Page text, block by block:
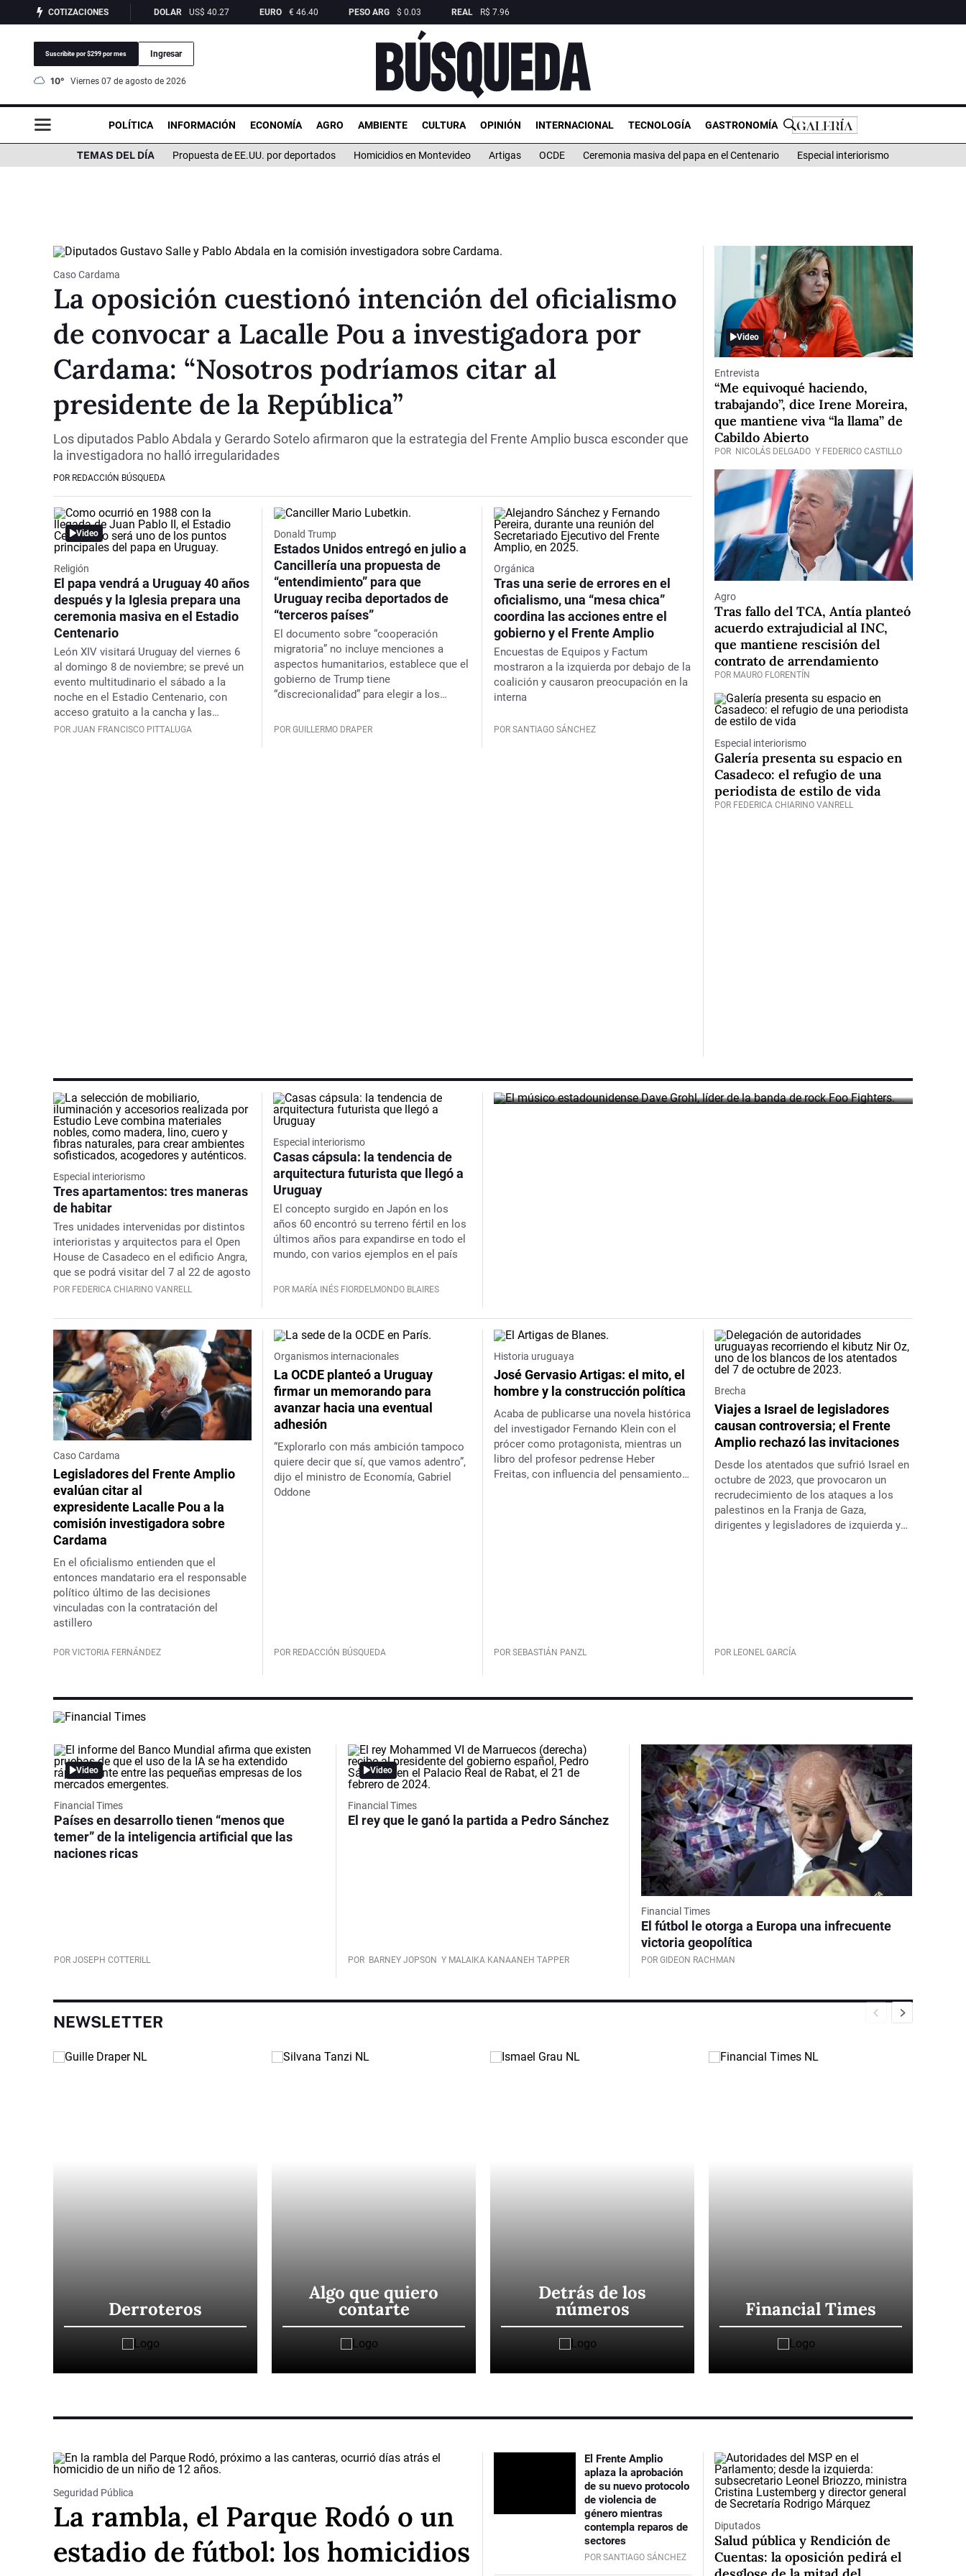
COTIZACIONES DOLAR US$ 40.27 EURO € 46.40 PESO ARG $ 0.03 REAL R$ 7.96
Suscribite por $299 por mes Ingresar
10° viernes 07 de agosto de 2026
POLÍTICA INFORMACIÓN ECONOMÍA AGRO AMBIENTE CULTURA OPINIÓN INTERNACIONAL TECNOLOGÍA GASTRONOMÍA
TEMAS DEL DÍA Propuesta de EE.UU. por deportados Homicidios en Montevideo Artigas OCDE Ceremonia masiva del papa en el Centenario Especial interiorismo
Caso Cardama
La oposición cuestionó intención del oficialismo
de convocar a Lacalle Pou a investigadora por
Cardama: “Nosotros podríamos citar al
presidente de la República”
Los diputados Pablo Abdala y Gerardo Sotelo afirmaron que la estrategia del Frente Amplio busca esconder que
la investigadora no halló irregularidades
POR REDACCIÓN BÚSQUEDA
Video
Religión
El papa vendrá a Uruguay 40 años
después y la Iglesia prepara una
ceremonia masiva en el Estadio
Centenario
León XIV visitará Uruguay del viernes 6
al domingo 8 de noviembre; se prevé un
evento multitudinario el sábado a la
noche en el Estadio Centenario, con
acceso gratuito a la cancha y las
tribunas, y pantallas gigantes afuera
POR JUAN FRANCISCO PITTALUGA
Donald Trump
Estados Unidos entregó en julio a
Cancillería una propuesta de
“entendimiento” para que
Uruguay reciba deportados de
“terceros países”
El documento sobre “cooperación
migratoria” no incluye menciones a
aspectos humanitarios, establece que el
gobierno de Trump tiene
“discrecionalidad” para elegir a los
rechazarlos; el ministro Lubetkin había
POR GUILLERMO DRAPER
Orgánica
Tras una serie de errores en el
oficialismo, una “mesa chica”
coordina las acciones entre el
gobierno y el Frente Amplio
Encuestas de Equipos y Factum
mostraron a la izquierda por debajo de la
coalición y causaron preocupación en la
interna
POR SANTIAGO SÁNCHEZ
Video
Entrevista
“Me equivoqué haciendo,
trabajando”, dice Irene Moreira,
que mantiene viva “la llama” de
Cabildo Abierto
POR NICOLÁS DELGADO Y FEDERICO CASTILLO
Agro
Tras fallo del TCA, Antía planteó
acuerdo extrajudicial al INC,
que mantiene rescisión del
contrato de arrendamiento
POR MAURO FLORENTÍN
Especial interiorismo
Galería presenta su espacio en
Casadeco: el refugio de una
periodista de estilo de vida
POR FEDERICA CHIARINO VANRELL
Especial interiorismo
Tres apartamentos: tres maneras
de habitar
Tres unidades intervenidas por distintos
interioristas y arquitectos para el Open
House de Casadeco en el edificio Angra,
que se podrá visitar del 7 al 22 de agosto
POR FEDERICA CHIARINO VANRELL
Especial interiorismo
Casas cápsula: la tendencia de
arquitectura futurista que llegó a
Uruguay
El concepto surgido en Japón en los
años 60 encontró su terreno fértil en los
últimos años para expandirse en todo el
mundo, con varios ejemplos en el país
POR MARÍA INÉS FIORDELMONDO BLAIRES
Caso Cardama
Legisladores del Frente Amplio
evalúan citar al
expresidente Lacalle Pou a la
comisión investigadora sobre
Cardama
En el oficialismo entienden que el
entonces mandatario era el responsable
político último de las decisiones
vinculadas con la contratación del
astillero
POR VICTORIA FERNÁNDEZ
Organismos internacionales
La OCDE planteó a Uruguay
firmar un memorando para
avanzar hacia una eventual
adhesión
“Explorarlo con más ambición tampoco
quiere decir que sí, que vamos adentro”,
dijo el ministro de Economía, Gabriel
Oddone
POR REDACCIÓN BÚSQUEDA
Historia uruguaya
José Gervasio Artigas: el mito, el
hombre y la construcción política
Acaba de publicarse una novela histórica
del investigador Fernando Klein con el
prócer como protagonista, mientras un
libro del profesor pedrense Heber
Freitas, con influencia del pensamiento
POR SEBASTIÁN PANZL
Brecha
Viajes a Israel de legisladores
causan controversia; el Frente
Amplio rechazó las invitaciones
Desde los atentados que sufrió Israel en
octubre de 2023, que provocaron un
recrudecimiento de los ataques a los
palestinos en la Franja de Gaza,
dirigentes y legisladores de izquierda ya
POR LEONEL GARCÍA
Video
Financial Times
Países en desarrollo tienen “menos que
temer” de la inteligencia artificial que las
naciones ricas
POR JOSEPH COTTERILL
Video
Financial Times
El rey que le ganó la partida a Pedro Sánchez
POR BARNEY JOPSON Y MALAIKA KANAANEH TAPPER
Financial Times
El fútbol le otorga a Europa una infrecuente
victoria geopolítica
POR GIDEON RACHMAN
NEWSLETTER
Derroteros
Algo que quiero
contarte
Detrás de los
números Financial Times
Seguridad Pública
La rambla, el Parque Rodó o un
estadio de fútbol: los homicidios
El Frente Amplio
aplaza la aprobación
de su nuevo protocolo
de violencia de
género mientras
contempla reparos de
sectores
POR SANTIAGO SÁNCHEZ
Diputados
Salud pública y Rendición de
Cuentas: la oposición pedirá el